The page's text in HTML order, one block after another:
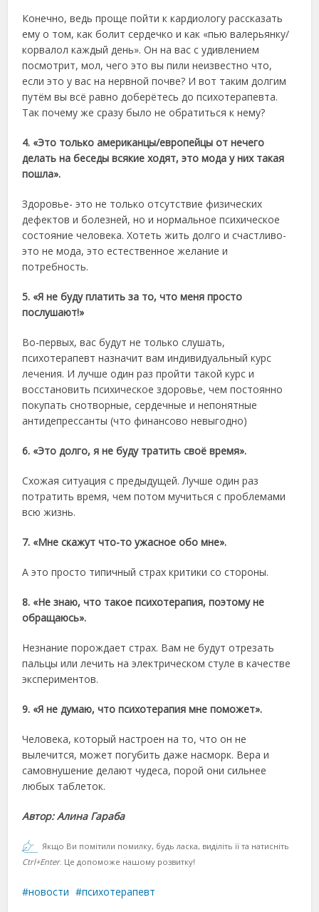
Конечно, ведь проще пойти к кардиологу рассказать
ему о том, как болит сердечко и как «пью валерьянку/
корвалол каждый день». Он на вас с удивлением
посмотрит, мол, чего это вы пили неизвестно что,
если это у вас на нервной почве? И вот таким долгим
путём вы всё равно доберётесь до психотерапевта.
Так почему же сразу было не обратиться к нему?
4. «Это только американцы/европейцы от нечего
делать на беседы всякие ходят, это мода у них такая
пошла».
Здоровье- это не только отсутствие физических
дефектов и болезней, но и нормальное психическое
состояние человека. Хотеть жить долго и счастливо-
это не мода, это естественное желание и
потребность.
5. «Я не буду платить за то, что меня просто
послушают!»
Во-первых, вас будут не только слушать,
психотерапевт назначит вам индивидуальный курс
лечения. И лучше один раз пройти такой курс и
восстановить психическое здоровье, чем постоянно
покупать снотворные, сердечные и непонятные
антидепрессанты (что финансово невыгодно)
6. «Это долго, я не буду тратить своё время».
Схожая ситуация с предыдущей. Лучше один раз
потратить время, чем потом мучиться с проблемами
всю жизнь.
7. «Мне скажут что-то ужасное обо мне».
А это просто типичный страх критики со стороны.
8. «Не знаю, что такое психотерапия, поэтому не
обращаюсь».
Незнание порождает страх. Вам не будут отрезать
пальцы или лечить на электрическом стуле в качестве
экспериментов.
9. «Я не думаю, что психотерапия мне поможет».
Человека, который настроен на то, что он не
вылечится, может погубить даже насморк. Вера и
самовнушение делают чудеса, порой они сильнее
любых таблеток.
Автор: Алина Гараба
Якщо Ви помітили помилку, будь ласка, виділіть її та натисніть
Ctrl+Enter. Це допоможе нашому розвитку!
новости психотерапевт